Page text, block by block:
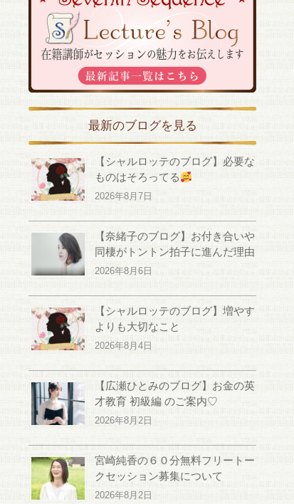
最新のブログを見る
【シャルロッテのブログ】必要な
ものはそろってる
2026年8月7日
【奈緒子のブログ】お付き合いや
同棲がトントン拍子に進んだ理由
2026年8月6日
【シャルロッテのブログ】増やす
よりも大切なこと
2026年8月4日
【広瀬ひとみのブログ】お金の英
才教育 初級編 のご案内♡
2026年8月2日
宮崎純香の６０分無料フリートー
クセッション募集について
2026年8月2日